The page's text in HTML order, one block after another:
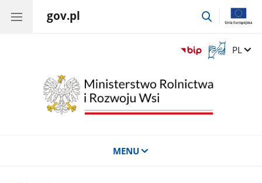
gov.pl
przejdź
Otwórz
okno
tłumaczem
migowego
Zmień
PL
MENU